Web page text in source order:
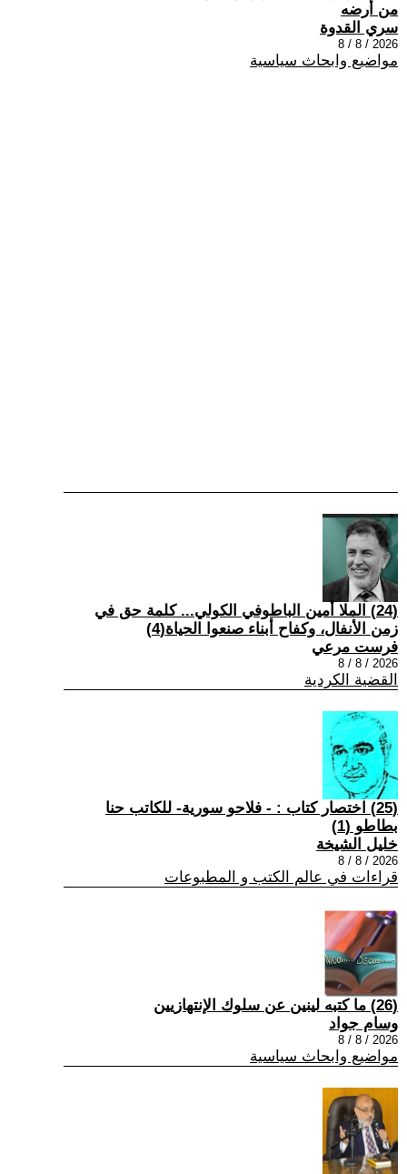
من أرضه
سري القدوة
2026 / 8 / 8
مواضيع وابحاث سياسية
(24) الملا أمين الباطوفي الكولي... كلمة حق في
زمن الأنفال، وكفاح أبناء صنعوا الحياة(4)
فرست مرعي
2026 / 8 / 8
القضية الكردية
(25) اختصار كتاب : - فلاحو سورية- للكاتب حنا
بطاطو (1)
خليل الشيخة
2026 / 8 / 8
قراءات في عالم الكتب و المطبوعات
(26) ما كتبه لينين عن سلوك الإنتهازيين
وسام جواد
2026 / 8 / 8
مواضيع وابحاث سياسية